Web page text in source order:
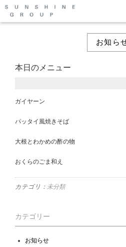
お知ら
本日のメニュー
ガイヤーン
パッタイ風焼きそば
大根とわかめの酢の物
おくらのごま和え
カテゴリ： 未分類
カテゴリー
お知らせ